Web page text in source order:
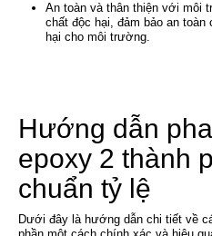
An toàn và thân thiện với môi
chất độc hại, đảm bảo an
hại cho môi trường.
Hướng dẫn
epoxy 2 thành
chuẩn tỷ lệ
Dưới đây là hướng dẫn chi tiết về